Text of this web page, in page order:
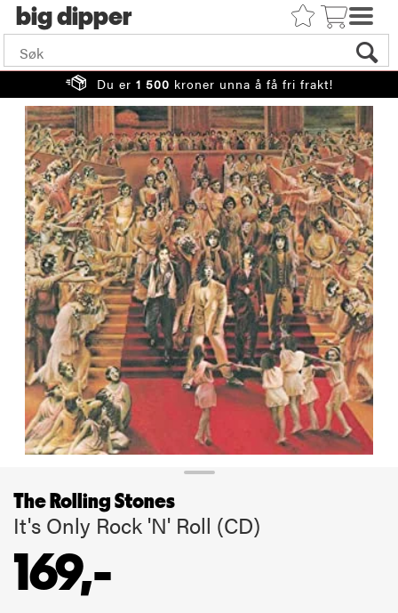
big
Du er 1 500 kroner unna å få fri frakt!
The Rolling Stones
It's Only Rock 'N' Roll (CD)
169,-